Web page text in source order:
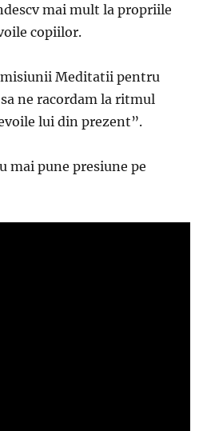
mai mult la propriile
copiilor.
Meditatii pentru
ne racordam la ritmul
lui din prezent”.
mai pune presiune pe